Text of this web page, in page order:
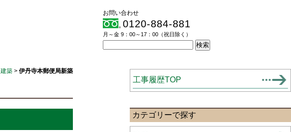
お問い合わせ
0120-884-881
月～金 9：00～17：00（祝日除く）
建築> 伊丹寺本郵便局新築
工事履歴TOP
カテゴリーで探す